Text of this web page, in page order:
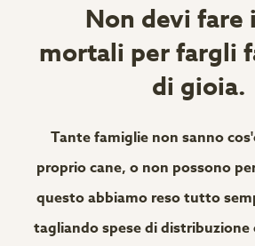
Non devi fare
mortali per fargli
di gioia.
Tante famiglie non sanno
proprio cane, o non possono
questo abbiamo reso tutto
tagliando spese di distribuzione